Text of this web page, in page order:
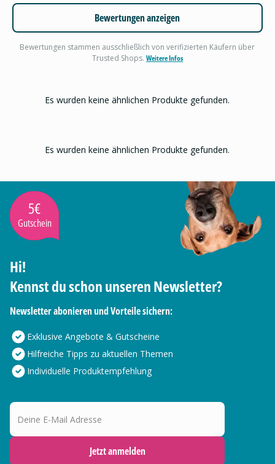
Bewertungen anzeigen
Bewertungen stammen ausschließlich von verifizierten Käufern über
Trusted Shops. Weitere Infos
Es wurden keine ähnlichen Produkte gefunden.
Es wurden keine ähnlichen Produkte gefunden.
5€
Gutschein
Hi!
Kennst du schon unseren Newsletter?
Newsletter abonieren und Vorteile sichern:
Exklusive Angebote & Gutscheine
Hilfreiche Tipps zu aktuellen Themen
Individuelle Produktempfehlung
Deine E-Mail Adresse
Jetzt anmelden